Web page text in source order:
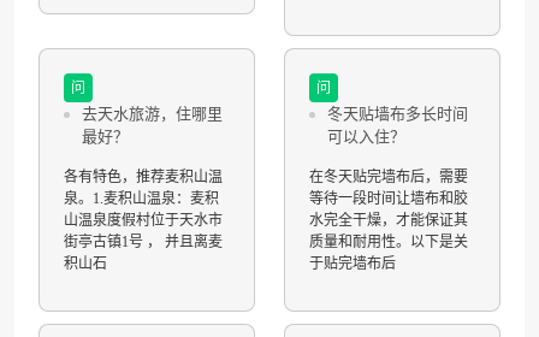
问
去天水旅游，住哪里
最好？
各有特色，推荐麦积山温
泉。1.麦积山温泉：麦积
山温泉度假村位于天水市
街亭古镇1号 ， 并且离麦
积山石
问
冬天贴墙布多长时间
可以入住？
在冬天贴完墙布后，需要
等待一段时间让墙布和胶
水完全干燥，才能保证其
质量和耐用性。以下是关
于贴完墙布后